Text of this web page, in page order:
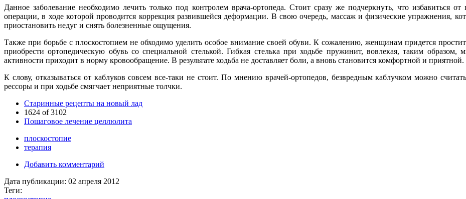
Данное заболевание необходимо лечить только под контролем врача-ортопеда. Стоит сразу же подчеркнуть, что избавиться
операции, в ходе которой проводится коррекция развившейся деформации. В свою очередь, массаж и физические упражнения,
приостановить недуг и снять болезненные ощущения.
Также при борьбе с плоскостопием не обходимо уделить особое внимание своей обуви. К сожалению, женщинам придется
приобрести ортопедическую обувь со специальной стелькой. Гибкая стелька при ходьбе пружинит, вовлекая, таким
активности приходит в норму кровообращение. В результате ходьба не доставляет боли, а вновь становится комфортной и приятной.
К слову, отказываться от каблуков совсем все-таки не стоит. По мнению врачей-ортопедов, безвредным каблучком можно
рессоры и при ходьбе смягчает неприятные толчки.
Cтаринные рецепты на новый лад
1624 of 3102
Пошаговое лечение целлюлита
плоскостопие
терапия
Добавить комментарий
Дата публикации: 02 апреля 2012
Теги: